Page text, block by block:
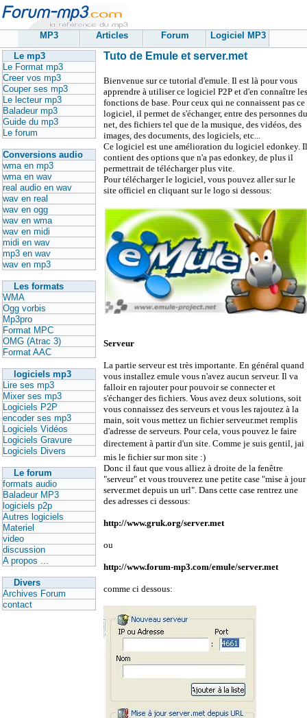
MP3 Articles Forum
Logiciel MP3
Le mp3
Le Format mp3
Creer vos mp3
Couper ses mp3
Le lecteur mp3
Baladeur mp3
Guide du mp3
Le forum
Conversions audio
wma en mp3
wma en wav
real audio en wav
wav en real
wav en ogg
wav en wma
wav en midi
midi en wav
mp3 en wav
wav en mp3
Les formats
WMA
Ogg vorbis
Mp3pro
Format MPC
OMG (Atrac 3)
Format AAC
logiciels mp3
Lire ses mp3
Mixer ses mp3
Logiciels P2P
encoder ses mp3
Logiciels Vidéos
Logiciels Gravure
Logiciels Divers
Le forum
formats audio
Baladeur MP3
logiciels p2p
Autres logiciels
Materiel
video
discussion
A propos ...
Divers
Archives Forum
contact
Tuto de Emule et server.met
Bienvenue sur ce tutorial d'emule. Il est là pour vous
apprendre à utiliser ce logiciel P2P et d'en connaître les
fonctions de base. Pour ceux qui ne connaissent pas ce
logiciel, il permet de s'échanger, entre des personnes du
net, des fichiers tel que de la musique, des vidéos, des
images, des documents, des logiciels, etc...
Ce logiciel est une amélioration du logiciel edonkey. Il
contient des options que n'a pas edonkey, de plus il
permettrait de télécharger plus vite.
Pour télécharger le logiciel, vous pouvez aller sur le
site officiel en cliquant sur le logo si dessous:
Serveur
La partie serveur est très importante. En général quand
vous installez emule vous n'avez aucun serveur. Il va
falloir en rajouter pour pouvoir se connecter et
s'échanger des fichiers. Vous avez deux solutions, soit
vous connaissez des serveurs et vous les rajoutez à la
main, soit vous mettez un fichier serveur.met remplis
d'adresse de serveurs. Pour cela, vous pouvez le faire
directement à partir d'un site. Comme je suis gentil, jai
mis le fichier sur mon site :)
Donc il faut que vous alliez à droite de la fenêtre
"serveur" et vous trouverez une petite case "mise à jour
server.met depuis un url". Dans cette case rentrez une
des adresses ci dessous:
http://www.gruk.org/server.met
ou
http://www.forum-mp3.com/emule/server.met
comme ci dessous: